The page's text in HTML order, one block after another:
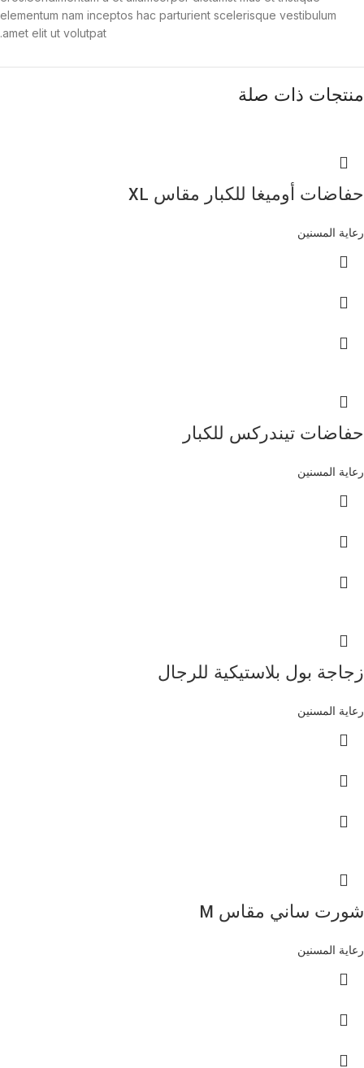
elementum nam inceptos hac parturient scelerisque vestibulum
amet elit ut volutpat.
منتجات ذات صلة
حفاضات أوميغا للكبار مقاس XL
رعاية المسنين
حفاضات تيندركس للكبار
رعاية المسنين
زجاجة بول بلاستيكية للرجال
رعاية المسنين
شورت ساني مقاس M
رعاية المسنين